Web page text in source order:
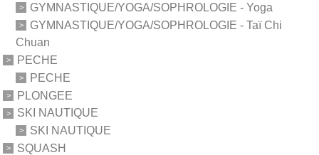
GYMNASTIQUE/YOGA/SOPHROLOGIE - Yoga
GYMNASTIQUE/YOGA/SOPHROLOGIE - Taï Chi
Chuan
PECHE
PECHE
PLONGEE
SKI NAUTIQUE
SKI NAUTIQUE
SQUASH